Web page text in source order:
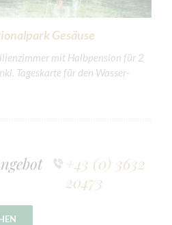
Gesäuse
mit Halbpension für 2
Tageskarte für den Wasser-
+43 (0) 3632
20473